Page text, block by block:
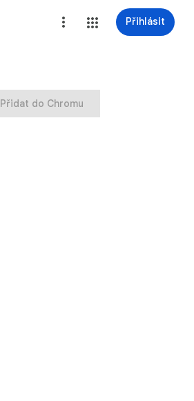
Přihlásit
Přidat do Chromu